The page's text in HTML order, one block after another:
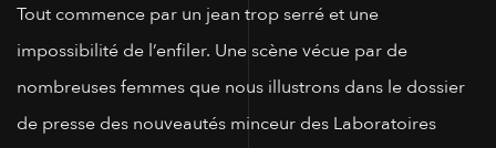
Tout commence par un jean trop serré et une
impossibilité de l’enfiler. Une scène vécue par de
nombreuses femmes que nous illustrons dans le dossier
de presse des nouveautés minceur des Laboratoires